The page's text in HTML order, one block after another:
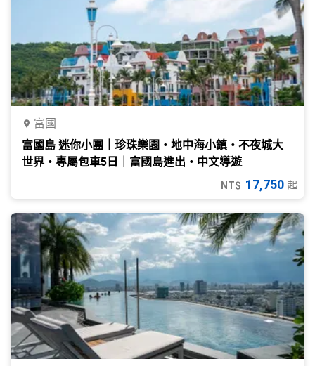
富國
富國島 迷你小團｜珍珠樂園・地中海小鎮・不夜城大
世界・專屬包車5日｜富國島進出・中文導遊
NT$ 17,750 起